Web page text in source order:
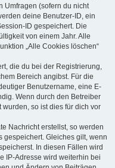
Umfragen (sofern du nicht
deine Benutzer-ID, ein
ID gespeichert. Die
von einem Jahr. Alle
„Alle Cookies löschen“
die du bei der Registrierung,
Bereich angibst. Für die
Benutzername, eine E-
Wenn durch den Betreiber
so ist dies für dich vor
Nachricht erstellst, so werden
Gleiches gilt, wenn
In diesen Fällen wird
IP-Adresse wird weiterhin bei